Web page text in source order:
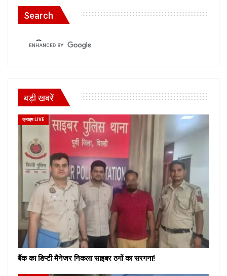
Search
बड़ी खबरें
क्राइम LIVE
बैंक का डिप्टी मैनेजर निकला साइबर ठगों का सरगना!